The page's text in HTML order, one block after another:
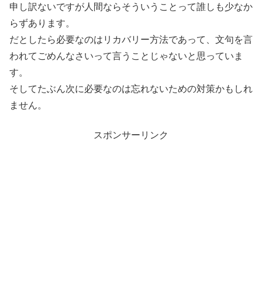
申し訳ないですが人間ならそういうことって誰しも少なか
らずあります。
だとしたら必要なのはリカバリー方法であって、文句を言
われてごめんなさいって言うことじゃないと思っていま
す。
そしてたぶん次に必要なのは忘れないための対策かもしれ
ません。
スポンサーリンク